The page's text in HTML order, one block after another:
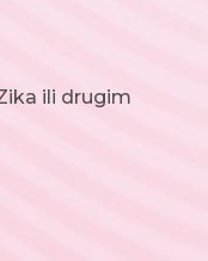
ili drugim